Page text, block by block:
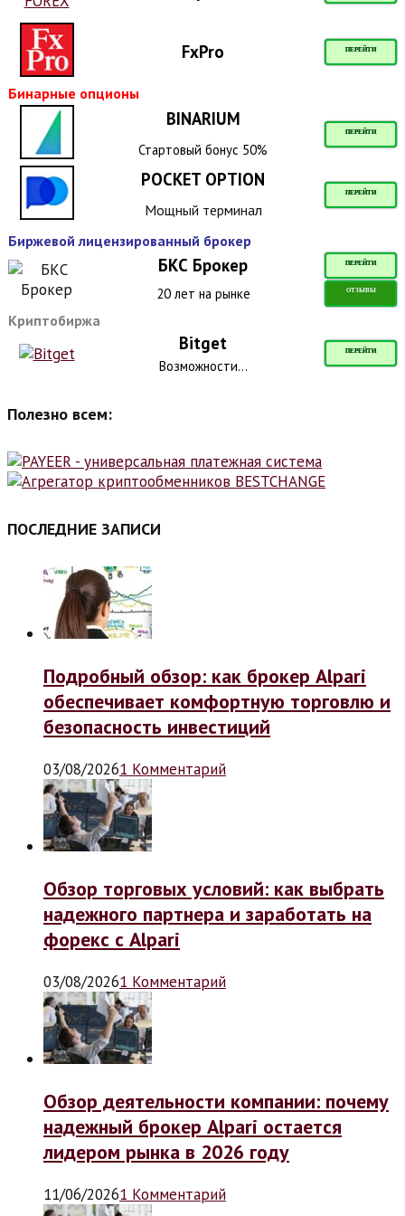
FxPro ПЕРЕЙТИ
Бинарные опционы
BINARIUM
ПЕРЕЙТИ
Стартовый бонус 50%
POCKET OPTION
ПЕРЕЙТИ
Мощный терминал
Биржевой лицензированный брокер
БКС Брокер ПЕРЕЙТИ
20 лет на рынке ОТЗЫВЫ
Криптобиржа
Bitget ПЕРЕЙТИ
Возможности...
Полезно всем:
ПОСЛЕДНИЕ ЗАПИСИ
Подробный обзор: как брокер Alpari
обеспечивает комфортную торговлю и
безопасность инвестиций
03/08/20261 Комментарий
Обзор торговых условий: как выбрать
надежного партнера и заработать на
форекс с Alpari
03/08/20261 Комментарий
Обзор деятельности компании: почему
надежный брокер Alpari остается
лидером рынка в 2026 году
11/06/20261 Комментарий